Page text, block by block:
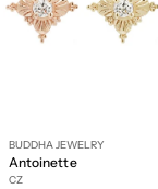
BUDDHA JEWELRY
Antoinette
CZ